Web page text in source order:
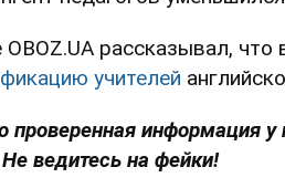
OBOZ.UA рассказывал,
учителей
проверенная информация
ведитесь на фейки!